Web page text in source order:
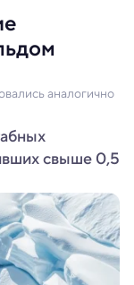
аналогично
свыше 0,5